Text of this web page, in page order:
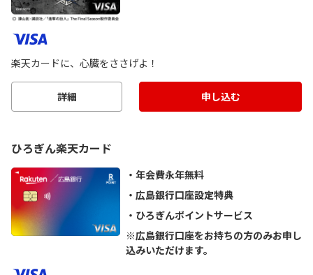
楽天カードに、心臓をささげよ！
詳細 申し込む
ひろぎん楽天カード
年会費永年無料
広島銀行口座設定特典
ひろぎんポイントサービス
※広島銀行口座をお持ちの方のみお申し
込みいただけます。